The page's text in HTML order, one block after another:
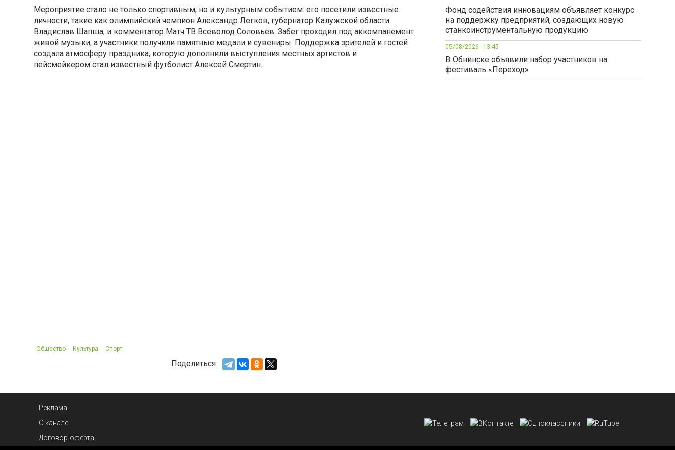
Фонд содействия инновациям объявляет конкурс
на поддержку предприятий, создающих новую
станкоинструментальную продукцию
05/08/2026 - 13:45
В Обнинске объявили набор участников на
фестиваль «Переход»
Мероприятие стало не только спортивным, но и культурным событием: его посетили известные
личности, такие как олимпийский чемпион Александр Легков, губернатор Калужской области
Владислав Шапша, и комментатор Матч ТВ Всеволод Соловьев. Забег проходил под аккомпанемент
живой музыки, а участники получили памятные медали и сувениры. Поддержка зрителей и гостей
создала атмосферу праздника, которую дополнили выступления местных артистов и
пейсмейкером стал известный футболист Алексей Смертин.
Общество Культура Спорт
Поделиться:
Реклама
О канале
Договор-оферта